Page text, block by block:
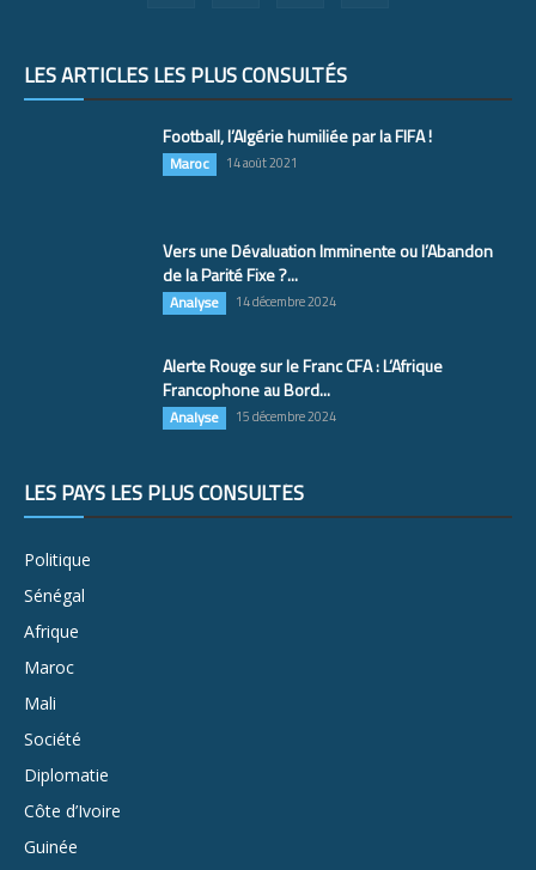
LES ARTICLES LES PLUS CONSULTÉS
Football, l’Algérie humiliée par la FIFA !
Maroc 14 août 2021
Vers une Dévaluation Imminente ou l’Abandon
de la Parité Fixe ?...
Analyse 14 décembre 2024
Alerte Rouge sur le Franc CFA : L’Afrique
Francophone au Bord...
Analyse 15 décembre 2024
LES PAYS LES PLUS CONSULTÉS
Politique
Sénégal
Afrique
Maroc
Mali
Société
Diplomatie
Côte d’Ivoire
Guinée